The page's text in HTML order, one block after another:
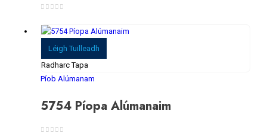
Léigh Tuilleadh
Radharc Tapa
Píob Alúmanam
5754 Píopa Alúmanaim